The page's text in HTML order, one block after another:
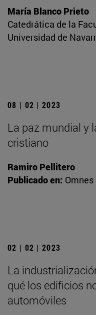
María Blanco Prieto
Catedrática de la
Universidad de
08 | 02 | 2023
La paz mundial y
cristiano
Ramiro Pellitero
Publicado en: Omnes
02 | 02 | 2023
La
qué los edificios
automóviles